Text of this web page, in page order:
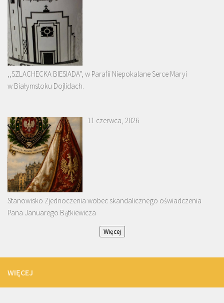
,,SZLACHECKA BIESIADA”, w Parafii Niepokalane Serce Maryi
w Białymstoku Dojlidach.
11 czerwca, 2026
Stanowisko Zjednoczenia wobec skandalicznego oświadczenia
Pana Januarego Bątkiewicza
Więcej
WIĘCEJ